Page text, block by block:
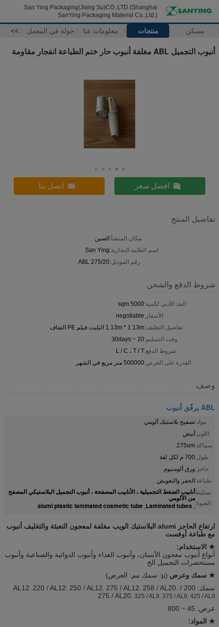
San Ying Packaging(Jiang Su)CO.,LTD (Shanghai
SanYing Packaging Material Co.,Ltd.)
مسكن منتجات معلومات عنا جولة في المعمل >>
أنبوب التجميل ABL مغلفة أنبوب حار ختم الطباعة انفجار مقاومة
افضل سعر اتصل بنا
تفاصيل المنتج
مكان المنشأ:الصين
اسم العلامة التجارية:San Ying
رقم الموديل:ABL 275/20
شروط الدفع والشحن
الحد الأدنى لكمية:5000 sqm
الأسعار:negotiable
تفاصيل التغليف:1.13m * 1.13m البليت فيلم PE التفاف
وقت التسليم:20 ~ 30days
شروط الدفع:L / C ، T / T
القدرة على العرض:500000 متر مربع في الشهر
وصف
ABL يرقّق أنبوب
مواد:تصفيح بلاستيك ألومي
اللون:أبيض
سماكة:275um
طول:700 م لكل لفة
حاجز:ورق ألومنيوم
طباعة:الحفر والتعويض
تسليط
الضوء:
أنابيب الضغط التجميلية ، الأنابيب المصفحة ، أنبوب التجميل البلاستيكي المصفح
من الألومي
,
Laminated tubes
,
alumi plastic laminated cosmetic tube
ارتفاع الحاجز alumi البلاستيك الويب مغلفة لمعجون التعبئة والتغليف أنبوب
مع طباعة أوفست
★ الاستخدام:
أنواع أنبوب معجون الأسنان، وأنبوب الغذاء وأنبوب الدوائية والصناعية وأنبوب
مستحضرات التجميل الخ
★ سمك وعرض (μ: سمك مم: العرض)
سمك: 200 / AL12.
220 / AL12. 250 / AL12. 275 / AL12. 258 / AL20.
275 / AL20. 325 / AL9. 375 / AL9. 425 / AL9
عرض: 45 ~ 800
★ المواد: